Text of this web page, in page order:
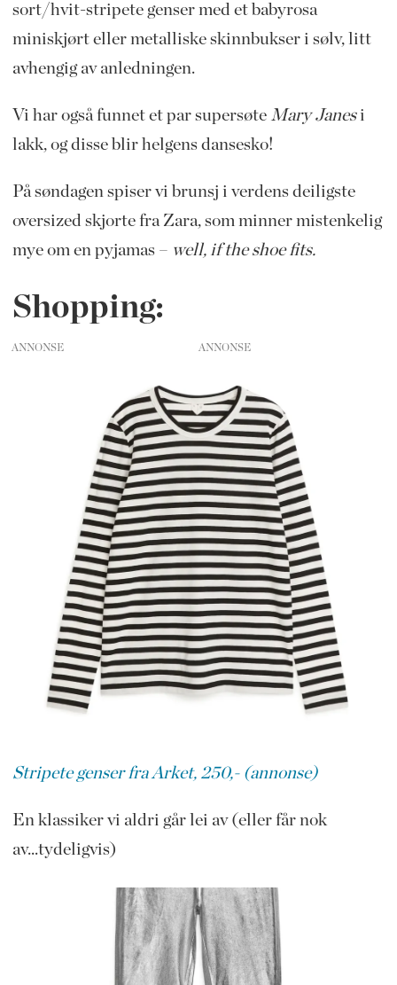
sort/hvit-stripete genser med et babyrosa
miniskjørt eller metalliske skinnbukser i sølv, litt
avhengig av anledningen.
Vi har også funnet et par supersøte Mary Janesi
lakk, og disse blir helgens dansesko!
På søndagen spiser vi brunsj i verdens deiligste
oversized skjorte fra Zara, som minner mistenkelig
mye om en pyjamas – well, if the shoe fits.
Shopping:
ANNONSE
Stripete genser fra Arket, 250,- (annonse)
En klassiker vi aldri går lei av (eller får nok
av...tydeligvis)